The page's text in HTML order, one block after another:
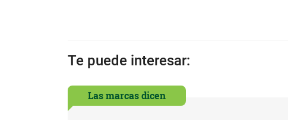
Te puede interesar:
Las marcas dicen